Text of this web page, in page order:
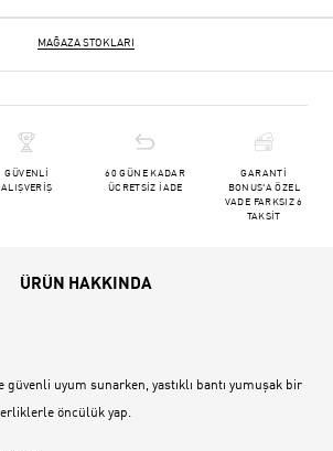
MAĞAZA STOKLARI
GÜVENLİ
ALIŞVERİŞ
60 GÜNE KADAR
ÜCRETSİZ İADE
GARANTİ
BONUS'A ÖZEL
VADE FARKSIZ 6
TAKSİT
ÜRÜN HAKKINDA
güvenli uyum sunarken, yastıklı bantı yumuşak bir
öncülük yap.